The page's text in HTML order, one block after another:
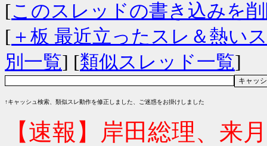
[このスレッドの書き込みを
[ ＋板 最近立ったスレ＆熱い
別一覧] [類似スレッド一覧]
↑キャッシュ検索、類似スレ動作を修正しました、ご迷惑をお掛けしました
【速報】岸田総理、